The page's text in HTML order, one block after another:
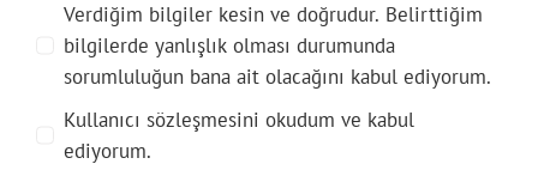
Verdiğim bilgiler kesin ve doğrudur. Belirttiğim
bilgilerde yanlışlık olması durumunda
sorumluluğun bana ait olacağını kabul ediyorum.
Kullanıcı sözleşmesini okudum ve kabul
ediyorum.